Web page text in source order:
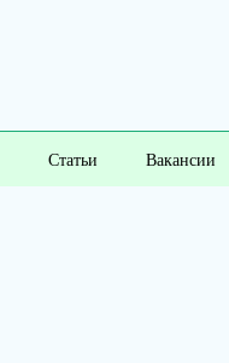
Статьи Вакансии